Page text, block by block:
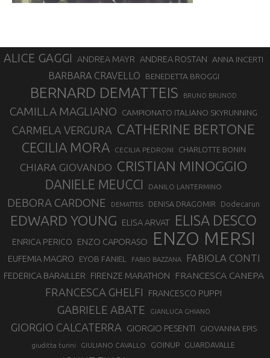
ALICE GAGGI ANDREA MAYR ANDREA ROSTAN ANNA INCERTI
BARBARA CRAVELLO BENEDETTA BROGGI
BERNARD DEMATTEIS BRUNO BRUNOD
CAMILLA MAGLIANO CAMPIONATO ITALIANO SKYRUNNING
CARMELA VERGURA CATHERINE BERTONE
CECILIA MORA CECILIA PEDRONI CHARLOTTE BONIN
CHIARA GIOVANDO CRISTIAN MINOGGIO
DANIELE MEUCCI DANILO LANTERMINO
DEBORA CARDONE DEMATTEIS DENISA DRAGOMIR Dodecarun
EDWARD YOUNG ELISA ARVAT ELISA DESCO
ENRICA PERICO ENZO CAPORASO ENZO MERSI
EUFEMIA MAGRO EYOB FANIEL FABIO BAZZANA FABIOLA CONTI
FEDERICA BARAILLER FIRENZE MARATHON FRANCESCA CANEPA
FRANCESCA GHELFI FRANCESCO PUPPI
GABRIELE ABATE GIANLUCA GHIANO
GIORGIO CALCATERRA GIORGIO PESENTI GIOVANNA EPIS
giuditta turini GIULIANO CAVALLO GOINUP GUARDAVALLE